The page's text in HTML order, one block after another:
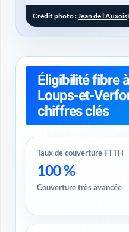
Crédit photo :Jean de l'Auxois
Éligibilité fibre
Loups-et-
chiffres clés
Taux de couverture FTTH
100 %
Couverture très avancée